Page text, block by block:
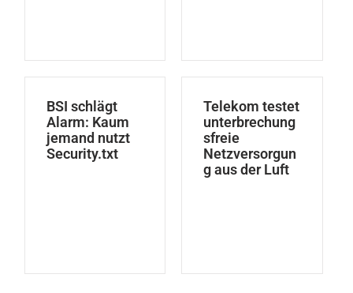
BSI schlägt
Alarm: Kaum
jemand nutzt
Security.txt
Telekom testet
unterbrechung
sfreie
Netzversorgun
g aus der Luft